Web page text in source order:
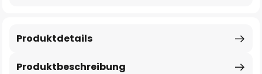
Produktbeschreibung
Produktdetails